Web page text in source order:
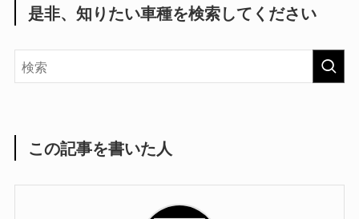
是非、知りたい車種を検索してください
この記事を書いた人